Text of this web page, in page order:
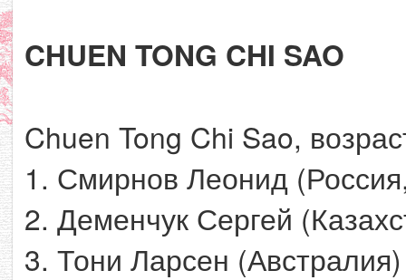
CHUEN TONG CHI SAO
Chuen Tong Chi Sao,
1. Смирнов Леонид
2. Деменчук Сергей
3. Тони Ларсен (Австралия)